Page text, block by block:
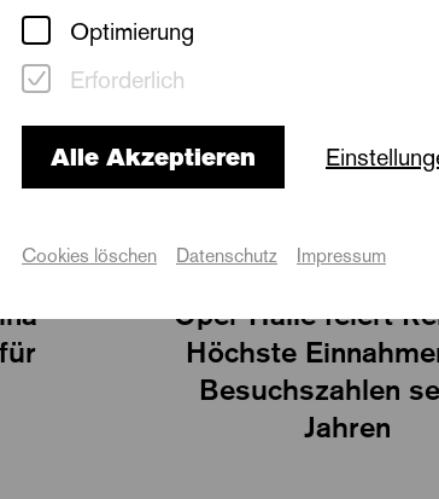
Die Oper
Oper Halle feiert
Höchste
Besuchszahlen
Jahren
Optimierung
Erforderlich
Alle Akzeptieren
Cookies löschen Datenschutz Impressum